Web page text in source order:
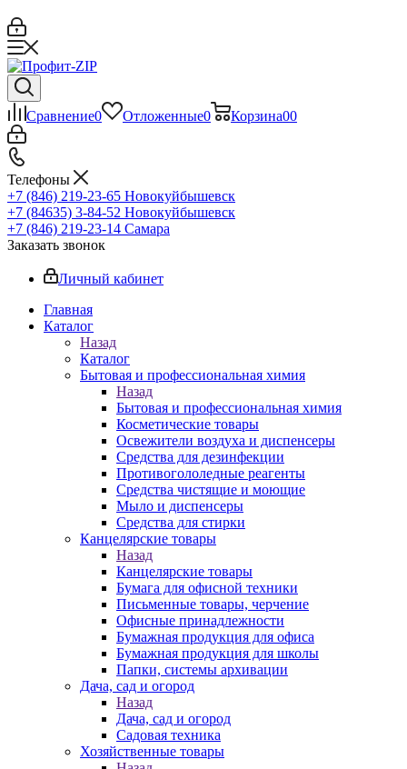
Сравнение0 Отложенные0 Корзина00
Телефоны
+7 (846) 219-23-65 Новокуйбышевск
+7 (84635) 3-84-52 Новокуйбышевск
+7 (846) 219-23-14 Самара
Заказать звонок
Личный кабинет
Главная
Каталог
Назад
Каталог
Бытовая и профессиональная химия
Назад
Бытовая и профессиональная химия
Косметические товары
Освежители воздуха и диспенсеры
Средства для дезинфекции
Противогололедные реагенты
Средства чистящие и моющие
Мыло и диспенсеры
Средства для стирки
Канцелярские товары
Назад
Канцелярские товары
Бумага для офисной техники
Письменные товары, черчение
Офисные принадлежности
Бумажная продукция для офиса
Бумажная продукция для школы
Папки, системы архивации
Дача, сад и огород
Назад
Дача, сад и огород
Садовая техника
Хозяйственные товары